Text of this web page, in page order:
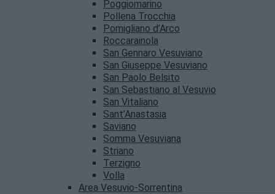
Poggiomarino
Pollena Trocchia
Pomigliano d’Arco
Roccarainola
San Gennaro Vesuviano
San Giuseppe Vesuviano
San Paolo Belsito
San Sebastiano al Vesuvio
San Vitaliano
Sant’Anastasia
Saviano
Somma Vesuviana
Striano
Terzigno
Volla
Area Vesuvio-Sorrentina